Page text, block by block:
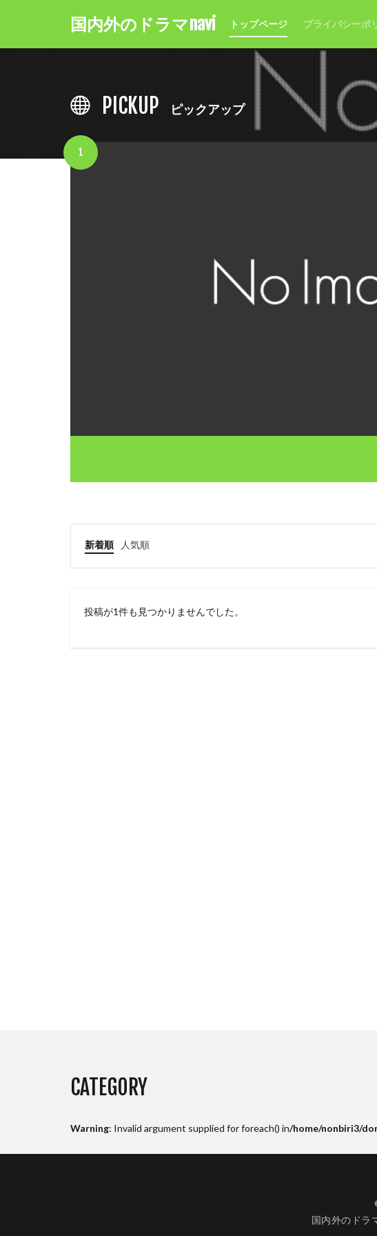
国内外のドラマnavi トップページ プライバシーポ
PICKUP ピックアップ
新着順 人気順
投稿が1件も見つかりませんでした。
CATEGORY
Warning: Invalid argument supplied for foreach() in/home/nonbiri3/
国内外のドラ